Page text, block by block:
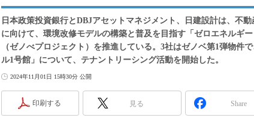
メンテナンス
2020
日本 ものづく
メンテナンス
2019
日本政策投資銀行とDBJアセットマネジメント、日建設計は、不
に向けて、環境改修モデルの構築と普及を目指す「ゼロエネルギ
（ゼノべプロジェクト）を推進している。3社はゼノベ第1弾物件
ル1号館」について、テナントリーシング活動を開始した。
2024年11月01日 15時30分 公開
印刷する 見る Share